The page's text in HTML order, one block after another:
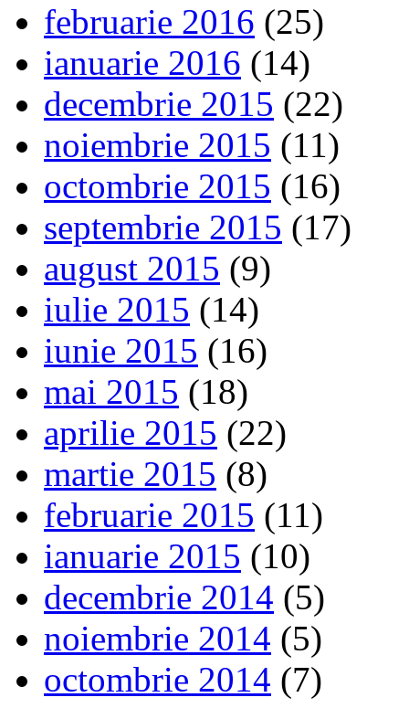
februarie 2016 (25)
ianuarie 2016 (14)
decembrie 2015 (22)
noiembrie 2015 (11)
octombrie 2015 (16)
septembrie 2015 (17)
august 2015 (9)
iulie 2015 (14)
iunie 2015 (16)
mai 2015 (18)
aprilie 2015 (22)
martie 2015 (8)
februarie 2015 (11)
ianuarie 2015 (10)
decembrie 2014 (5)
noiembrie 2014 (5)
octombrie 2014 (7)